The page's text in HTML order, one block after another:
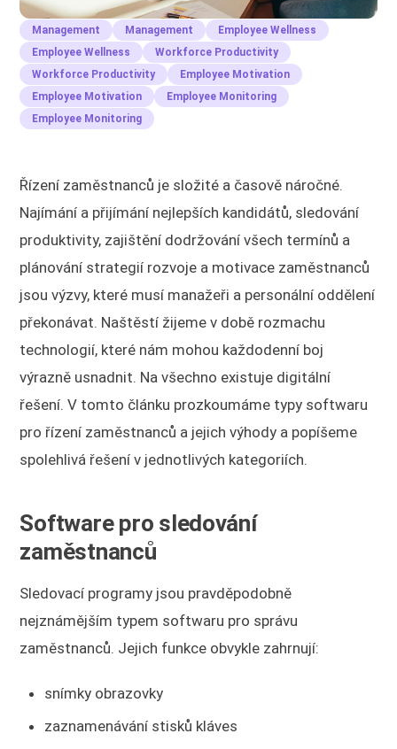
Management Management
Employee Wellness
Employee Wellness
Workforce Productivity
Workforce Productivity
Employee Motivation
Employee Motivation
Employee Monitoring
Employee Monitoring
Řízení zaměstnanců je složité a časově náročné.
Najímání a přijímání nejlepších kandidátů, sledování
produktivity, zajištění dodržování všech termínů a
plánování strategií rozvoje a motivace zaměstnanců
jsou výzvy, které musí manažeři a personální oddělení
překonávat. Naštěstí žijeme v době rozmachu
technologií, které nám mohou každodenní boj
výrazně usnadnit. Na všechno existuje digitální
řešení. V tomto článku prozkoumáme typy softwaru
pro řízení zaměstnanců a jejich výhody a popíšeme
spolehlivá řešení v jednotlivých kategoriích.
Software pro sledování
zaměstnanců
Sledovací programy jsou pravděpodobně
nejznámějším typem softwaru pro správu
zaměstnanců. Jejich funkce obvykle zahrnují:
snímky obrazovky
zaznamenávání stisků kláves